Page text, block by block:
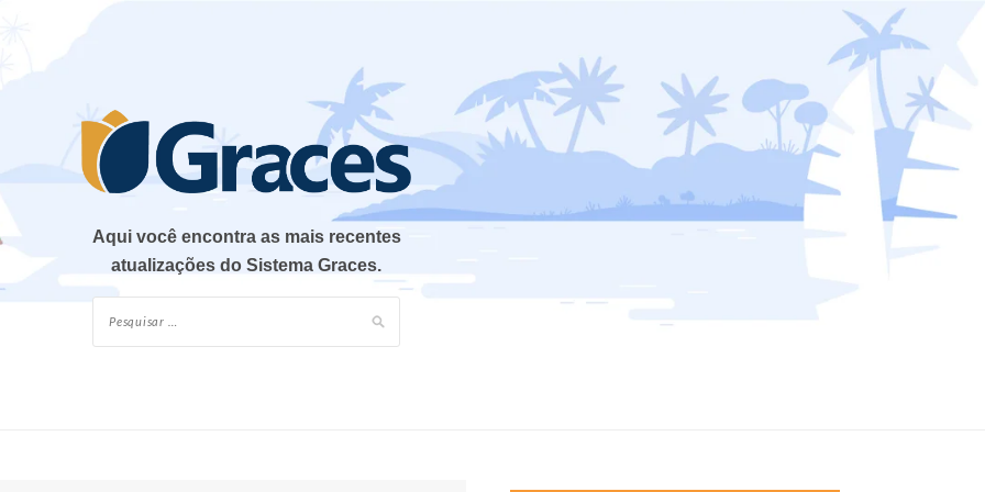
Aqui você encontra as mais recentes
atualizações do Sistema Graces.
por: